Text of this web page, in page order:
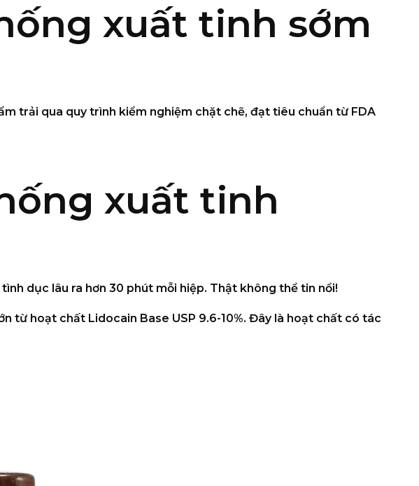
xuất tinh sớm
trải qua quy trình kiểm nghiệm chặt chẽ, đạt tiêu chuẩn từ FDA
xuất tinh
dục lâu ra hơn 30 phút mỗi hiệp. Thật không thể tin nổi!
từ hoạt chất Lidocain Base USP 9.6-10%. Đây là hoạt chất có tác